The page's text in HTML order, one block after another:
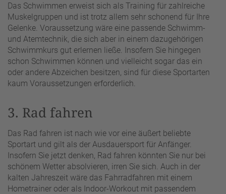
Das Schwimmen erweist sich als Training für zahlreiche
Muskelgruppen und ist trotz allem sehr schonend für Ihre
Gelenke. Voraussetzung wäre eine passende Schwimm-
und Atemtechnik, die sich aber in einem dazugehörigen
Schwimmkurs gut erlernen ließe. Insofern Sie hingegen
schon Schwimmen können und vielleicht sogar das ein
oder andere Abzeichen besitzen, sind für diese Sportarten
kaum Voraussetzungen erforderlich.
3. Rad fahren
Das Rad fahren ist nach wie vor eine äußert beliebte
Sportart und gilt als der Ausdauersport für Anfänger.
Insofern Sie jetzt denken, Rad fahren könnten Sie nur bei
schönem Wetter absolvieren, irren Sie sich. Auch in der
kalten Jahreszeit wäre das Fahrradfahren mit einem
Hometrainer oder als Indoor-Workout mit passendem